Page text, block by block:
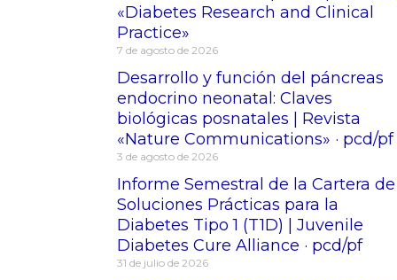
«Diabetes Research and Clinical
Practice»
7 de agosto de 2026
Desarrollo y función del páncreas
endocrino neonatal: Claves
biológicas posnatales | Revista
«Nature Communications» · pcd/pf
3 de agosto de 2026
Informe Semestral de la Cartera de
Soluciones Prácticas para la
Diabetes Tipo 1 (T1D) | Juvenile
Diabetes Cure Alliance · pcd/pf
31 de julio de 2026